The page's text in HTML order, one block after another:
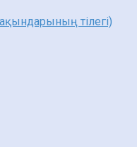
тілегі)